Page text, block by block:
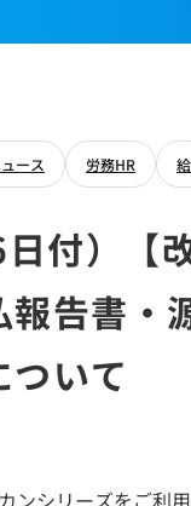
ース 労務HR
日付）【
報告書・
ついて
ンシリーズをご利